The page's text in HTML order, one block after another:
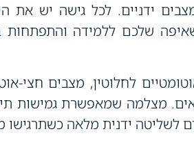
ידניים. לכל גישה יש את
שלכם ללמידה
לחלוטין, מצבים חצי-
מצלמה שמאפשרת גמישות
ידנית מלאה כשתרגישו